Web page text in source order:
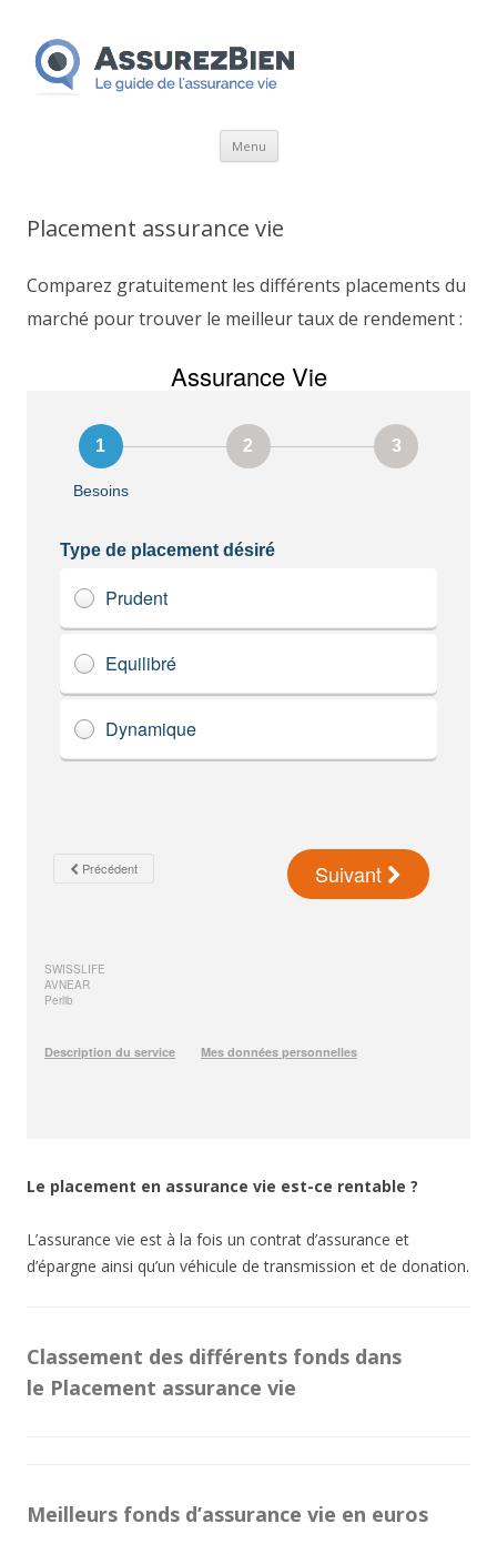
Menu Aller
Placement assurance vie
Comparez gratuitement les différents placements du
marché pour trouver le meilleur taux de rendement :
Le placement en assurance vie est-ce rentable ?
L’assurance vie est à la fois un contrat d’assurance et
d’épargne ainsi qu’un véhicule de transmission et de donation.
Classement des différents fonds dans
le Placement assurance vie
Meilleurs fonds d’assurance vie en euros